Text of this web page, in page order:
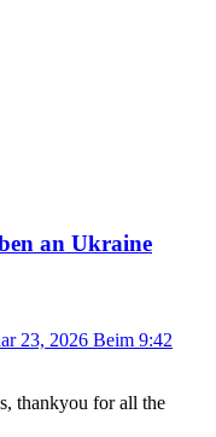
an Ukraine
23, 2026 Beim 9:42
thankyou for all the